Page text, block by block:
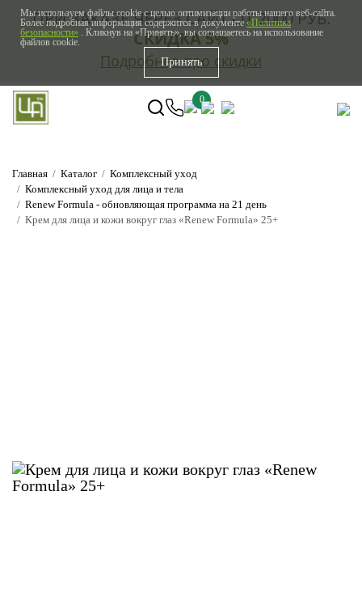
ПРИ ЗАКАЗЕ ЧЕРЕЗ САЙТ ОТ 2000 РУБ.
СКИДКА 5%
Подробнее про скидки
0
Главная Каталог
Комплексный уход
Комплексный уход для лица и тела
Renew Formula - обновляющая программа на 21 день
Крем для лица и кожи вокруг глаз «Renew Formula» 25+
Мы используем файлы cookie с целью оптимизации работы нашего веб-сайта.
Более подробная информация содержится в документе «Политика
безопасности» . Кликнув на «Принять», вы соглашаетесь на использование
файлов cookie.
Принять